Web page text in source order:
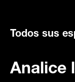
Todos sus
Analice